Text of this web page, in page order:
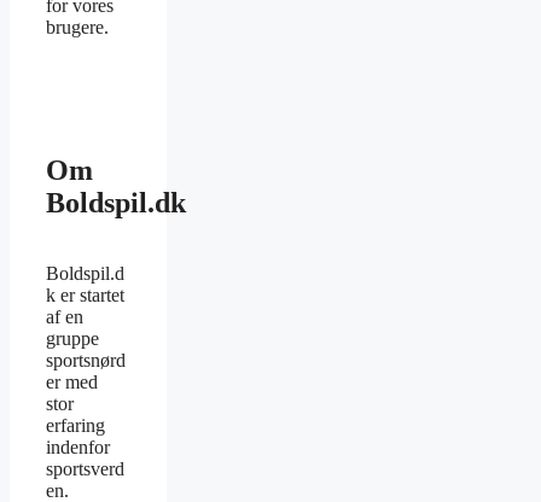
for vores
brugere.
Om
Boldspil.dk
Boldspil.d
k er startet
af en
gruppe
sportsnørd
er med
stor
erfaring
indenfor
sportsverd
en.